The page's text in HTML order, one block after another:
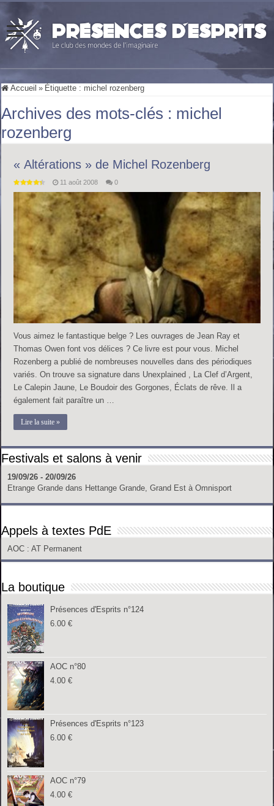
Accueil » Étiquette : michel rozenberg
Archives des mots-clés : michel
rozenberg
« Altérations » de Michel Rozenberg
11 août 2008 0
Vous aimez le fantastique belge ? Les ouvrages de Jean Ray et
Thomas Owen font vos délices ? Ce livre est pour vous. Michel
Rozenberg a publié de nombreuses nouvelles dans des périodiques
variés. On trouve sa signature dans Unexplained , La Clef d’Argent,
Le Calepin Jaune, Le Boudoir des Gorgones, Éclats de rêve. Il a
également fait paraître un …
Lire la suite »
Festivals et salons à venir
19/09/26 - 20/09/26
Etrange Grande dans Hettange Grande, Grand Est à Omnisport
Appels à textes PdE
AOC : AT Permanent
La boutique
Présences d'Esprits n°124
6.00€
AOC n°80
4.00€
Présences d'Esprits n°123
6.00€
AOC n°79
4.00€